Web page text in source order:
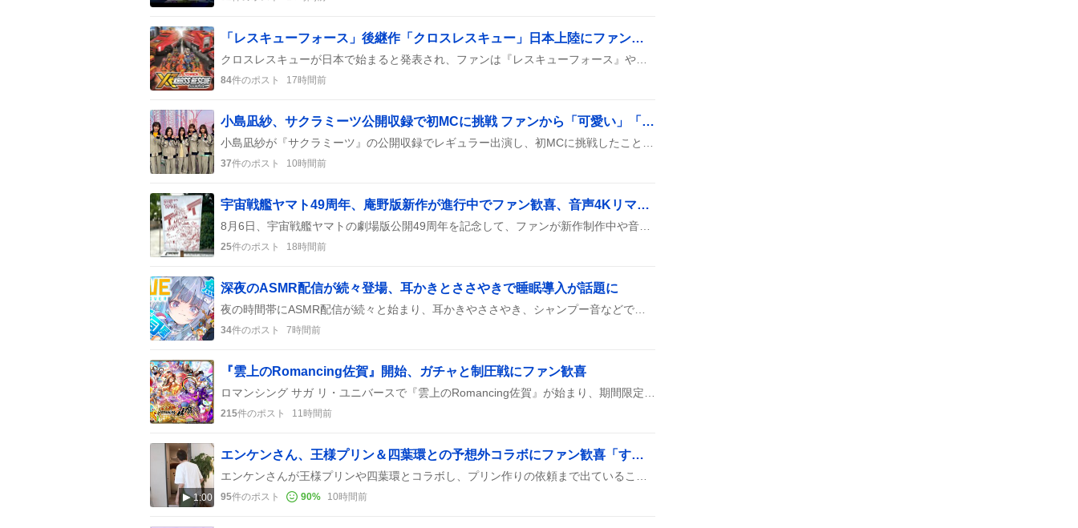
「レスキューフォース」後継作「クロスレスキュー」日本上陸にファン歓喜「超楽しみ」
84件のポスト 17時間前
小島凪紗、サクラミーツ公開収録で初MCに挑戦 ファンから「可愛い」「最高」絶賛の声
37件のポスト 10時間前
宇宙戦艦ヤマト49周年、庵野版新作が進行中でファン歓喜、音声4Kリマスターや新CGも披露
25件のポスト 18時間前
深夜のASMR配信が続々登場、耳かきとささやきで睡眠導入が話題に
34件のポスト 7時間前
『雲上のRomancing佐賀』開始、ガチャと制圧戦にファン歓喜
215件のポスト 11時間前
1:00
エンケンさん、王様プリン＆四葉環との予想外コラボにファン歓喜「すごすぎる」
95件のポスト 90% 10時間前